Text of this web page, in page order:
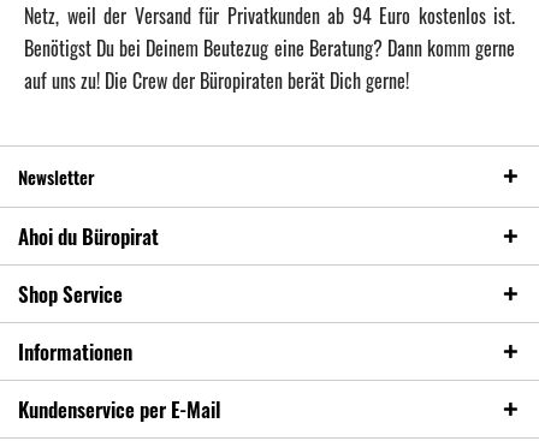
Netz, weil der Versand für Privatkunden ab 94 Euro kostenlos ist.
Benötigst Du bei Deinem Beutezug eine Beratung? Dann komm gerne
auf uns zu! Die Crew der Büropiraten berät Dich gerne!
Newsletter
Ahoi du Büropirat
Shop Service
Informationen
Kundenservice per E-Mail